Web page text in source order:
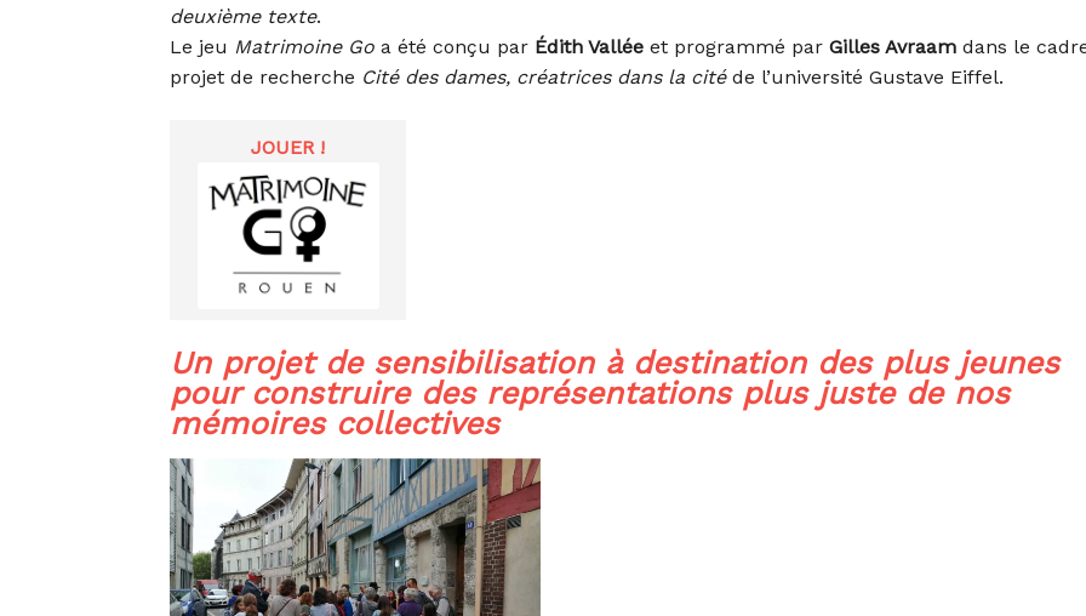
deuxième texte.
Le jeu Matrimoine Go a été conçu par Édith Vallée et programmé parGilles Avraam dans le
projet de recherche Cité des dames, créatrices dans la citéde l’université Gustave Eiffel.
JOUER !
Un projet de sensibilisationà destination des plus jeunes
pour construire des représentations plus juste de nos
mémoires collectives